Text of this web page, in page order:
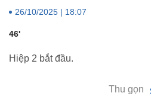
26/10/2025 | 18:07
46'
Hiệp 2 bắt đầu.
Thu gọn